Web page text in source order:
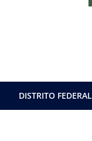
DISTRITO FEDERAL